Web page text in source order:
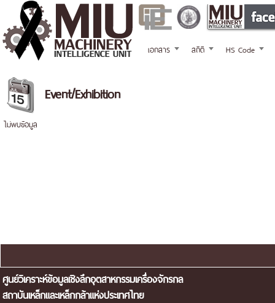
เอกสาร สถิติ HS Code
Event/Exhibition
ไม่พบข้อมูล
ศูนย์วิเคราะห์ข้อมูลเชิงลึกอุตสาหกรรมเครื่องจักรกล
สถาบันเหล็กและเหล็กกล้าแห่งประเทศไทย